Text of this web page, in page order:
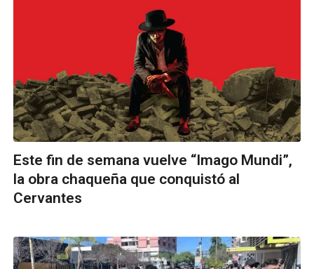
Este fin de semana vuelve “Imago Mundi”,
la obra chaqueña que conquistó al
Cervantes